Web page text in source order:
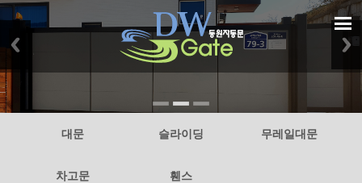
대문 슬라이딩 무레일대문
차고문 휀스